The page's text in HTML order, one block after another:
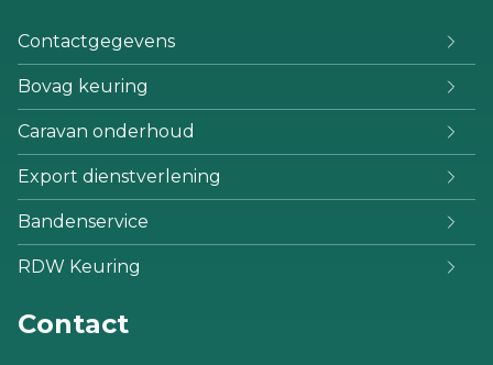
Contactgegevens
Bovag keuring
Caravan onderhoud
Export dienstverlening
Bandenservice
RDW Keuring
Contact